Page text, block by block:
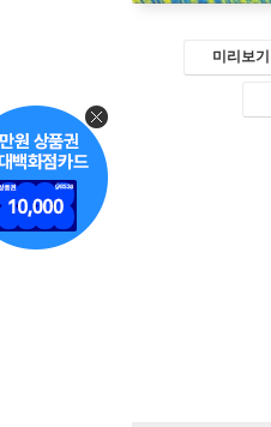
미리보기